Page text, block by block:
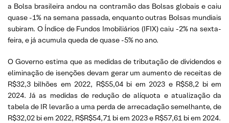
a Bolsa brasileira andou na contramão das Bolsas globais e caiu
quase -1% na semana passada, enquanto outras Bolsas mundiais
subiram. O Índice de Fundos Imobiliários (IFIX) caiu -2% na sexta-
feira, e já acumula queda de quase -5% no ano.
O Governo estima que as medidas de tributação de dividendos e
eliminação de isenções devam gerar um aumento de receitas de
R$32,3 bilhões em 2022, R$55,04 bi em 2023 e R$58,2 bi em
2024. Já as medidas de redução de alíquota e atualização da
tabela de IR levarão a uma perda de arrecadação semelhante, de
R$32,02 bi em 2022, R$R$54,71 bi em 2023 e R$57,61 bi em 2024.